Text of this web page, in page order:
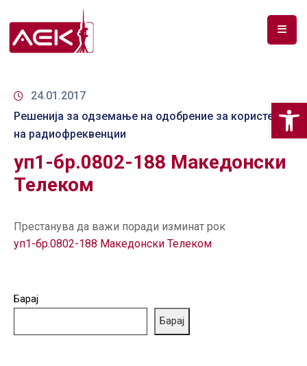
ЗА
ДОКУМЕНТИ
РФ
СПЕКТАР
АНАЛИЗА
ГРИЖА
24.01.2017
Решенија за одземање на одобрение за користење
на радиофреквенции
уп1-бр.0802-188 Mакедонски
Телеком
Престанува да важи поради изминат рок
уп1-бр.0802-188 Mакедонски Телеком
Барај
Барај